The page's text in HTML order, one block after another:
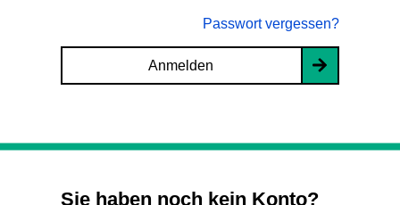
Passwort vergessen?
Anmelden
Sie haben noch kein Konto?